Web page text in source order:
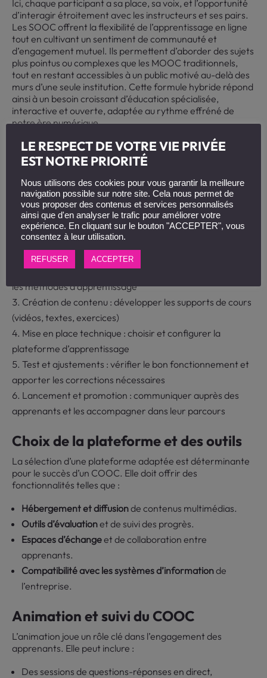
Ici, chaque participant a sa place, sa voix, et l’opportunité
d’interagir étroitement avec les instructeurs et ses pairs.
Les SOOC offrent la flexibilité de l’apprentissage en ligne
tout en cultivant un sentiment de communauté et
d’engagement mutuel. Ils permettent d’aborder des sujets
plus pointus ou complexes que les MOOC traditionnels,
tout en restant accessibles à un public motivé au-delà des
murs d’une seule institution. Cette formule hybride répond
ainsi à un besoin croissant d’éducation spécialisée,
interactive et ouverte, adaptée au rythme effréné de
notre ère numérique.
Mise en place d’un COOC
La création d’un COOC requiert une approche
méthodique pour garantir son adéquation avec les
besoins de formation de l’entreprise.
Étapes de création d’un COOC
Analyse des besoins : identifier les compétences à
développer et les objectifs à atteindre
Conception pédagogique : élaborer le programme et
les méthodes d’apprentissage
Création de contenu : développer les supports de cours
(vidéos, textes, exercices)
Mise en place technique : choisir et configurer la
plateforme d’apprentissage
Test et ajustements : vérifier le bon fonctionnement et
apporter les corrections nécessaires
Lancement et promotion : communiquer auprès des
apprenants et les accompagner dans leur parcours
Choix de la plateforme et des outils
La sélection d’une plateforme adaptée est déterminante
pour le succès d’un COOC. Elle doit offrir des
fonctionnalités telles que :
Hébergement et diffusionde contenus multimédias.
Outils d’évaluationet de suivi des progrès.
Espaces d’échangeet de collaboration entre
apprenants.
Compatibilité avec les systèmes d’informationde
l’entreprise.
Animation et suivi du COOC
L’animation joue un rôle clé dans l’engagement des
apprenants. Elle peut inclure :
Des sessions de questions-réponses en direct,
LE RESPECT DE VOTRE VIE PRIVÉE
EST NOTRE PRIORITÉ
Nous utilisons des cookies pour vous garantir la meilleure
navigation possible sur notre site. Cela nous permet de
vous proposer des contenus et services personnalisés
ainsi que d'en analyser le trafic pour améliorer votre
expérience. En cliquant sur le bouton "ACCEPTER", vous
consentez à leur utilisation.
REFUSER ACCEPTER